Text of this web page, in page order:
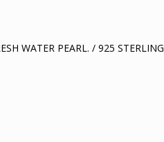
WATER PEARL. / 925 STERLING